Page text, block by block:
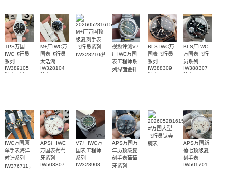
TPS万国
IWC飞行员
系列
IW389105
M+厂IWC万
国表飞行员
太浩湖
IW328104
M+厂万国顶
级复刻手表
飞行员系列
IW328210(梅
视频评测V7
厂IWC万国
表工程师系
列绿面金针
BLS IWC万
国表飞行员
系列
IW388309
BLS厂IWC
万国表飞行
员系列
IW388307
IWC万国原
单手表海洋
时计系列
IW376711，
APS厂IWC
万国表葡萄
牙系列
IW503307
V7厂IWC万
国表工程师
系列
IW328908
APS万国万
年历顶级复
刻手表葡萄
牙系列
zf万国大型
飞行员钛壳
腕表
APS万国新
葡七顶级复
刻手表
IW501701